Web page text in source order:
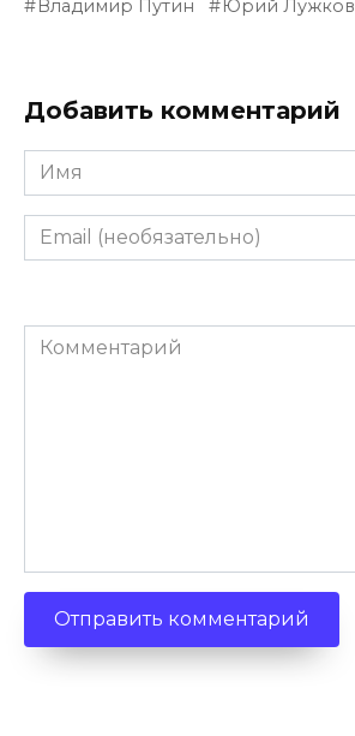
Владимир Путин Юрий Лужков
Добавить комментарий
Имя
Email
(необязательно)
Комментарий